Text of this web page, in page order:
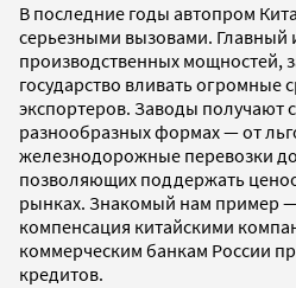
В последние годы автопром
серьезными вызовами. Главный
производственных мощностей,
государство вливать огромные
экспортеров. Заводы получают
разнообразных формах — от
железнодорожные перевозки
позволяющих поддержать
рынках. Знакомый нам пример
компенсация китайскими
коммерческим банкам России
кредитов.